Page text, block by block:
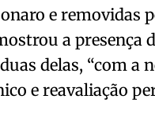
e removidas
a presença
delas, “com a
e reavaliação